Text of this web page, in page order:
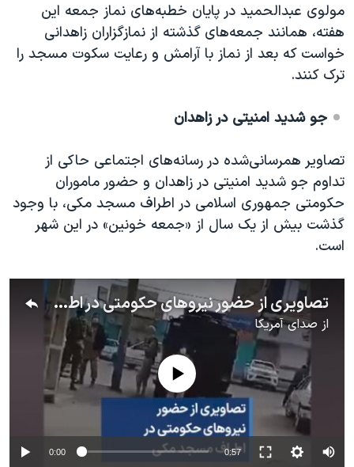
مولوی عبدالحمید در پایان خطبه‌های نماز جمعه این
هفته، همانند جمعه‌های گذشته از نمازگزاران زاهدانی
خواست که بعد از نماز با آرامش و رعایت سکوت مسجد را
ترک کنند.
جو شدید امنیتی در زاهدان
تصاویر همرسانی‌شده در رسانه‌های اجتماعی حاکی از
تداوم جو شدید امنیتی در زاهدان و حضور ماموران
حکومتی جمهوری اسلامی در اطراف مسجد مکی، با وجود
گذشت بیش از یک سال از «جمعه خونین» در این شهر
است.
تصاویری از حضور نیروهای حکومتی در اطراف مسجد مکی
از صدای آمریکا
No media source currently available
0:00 0:57